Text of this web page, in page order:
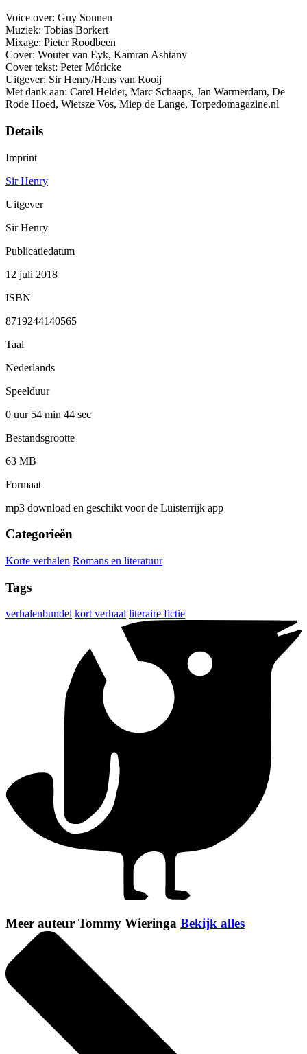
Voice over: Guy Sonnen
Muziek: Tobias Borkert
Mixage: Pieter Roodbeen
Cover: Wouter van Eyk, Kamran Ashtany
Cover tekst: Peter Móricke
Uitgever: Sir Henry/Hens van Rooij
Met dank aan: Carel Helder, Marc Schaaps, Jan Warmerdam, De
Rode Hoed, Wietsze Vos, Miep de Lange, Torpedomagazine.nl
Details
Imprint
Sir Henry
Uitgever
Sir Henry
Publicatiedatum
12 juli 2018
ISBN
8719244140565
Taal
Nederlands
Speelduur
0 uur 54 min 44 sec
Bestandsgrootte
63 MB
Formaat
mp3 download en geschikt voor de Luisterrijk app
Categorieën
Korte verhalen Romans en literatuur
Tags
verhalenbundel kort verhaal literaire fictie
Meer auteur Tommy Wieringa Bekijk alles